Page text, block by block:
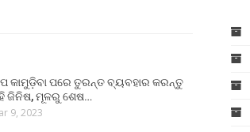
କାମୁଡ଼ିବା ପରେ ତୁରନ୍ତ ବ୍ୟବହାର କରନ୍ତୁ
ଜିନିଷ, ମୂଳରୁ ଶେଷ…
9, 2023